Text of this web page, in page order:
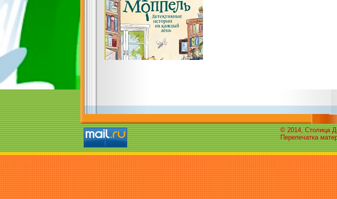
© 2014, Столица
Перепечатка